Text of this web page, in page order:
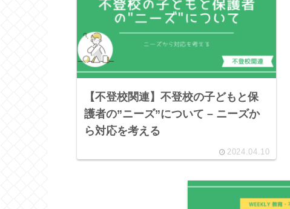
【不登校関連】不登校の子どもと保
護者の”ニーズ”について – ニーズか
ら対応を考える
2024.04.10